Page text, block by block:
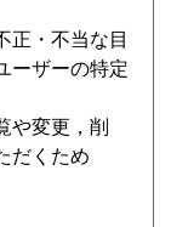
正・不当な目
ーザーの特定
や変更，削
だくため